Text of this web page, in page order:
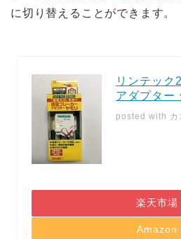
に切り替えることができます。
リンテック
アダプター
posted with カ
楽天市場
Amazon